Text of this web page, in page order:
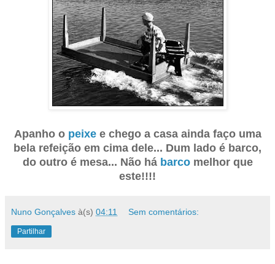
Apanho o peixee chego a casa ainda faço uma
bela refeição em cima dele... Dum lado é barco,
do outro é mesa... Não há barcomelhor que
este!!!!
Nuno Gonçalves à(s) 04:11 Sem comentários:
Partilhar